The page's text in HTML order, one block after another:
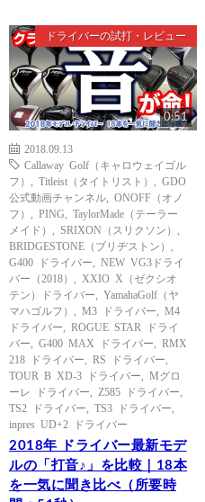
ドライバーの試打・レビュー
0:51
2018.09.13
Callaway Golf（キャロウェイゴル
フ）
Titleist（タイトリスト）
GDO
公式動画チャンネル
ONOFF（オノ
フ）
PING
TaylorMade（テーラー
メイド）
SRIXON（スリクソン）
BRIDGESTONE（ブリヂストン）
G400 ドライバー
NEW VG3ドライ
バー（2018）
XXIO X（ゼクシオ
テン）ドライバー
YamahaGolf（ヤ
マハゴルフ）
M3 ドライバー
M4
ドライバー
ROGUE STAR ドライ
バー
G400 MAX ドライバー
RMX
218 ドライバー
RS ドライバー
TOUR B XD-3 ドライバー
Mグロ
ーレ ドライバー
Z585 ドライバー
TS2 ドライバー
TS3 ドライバー
inpres UD+2 ドライバー
2018年 ドライバー最新モデ
ルの「打音♪」を比較｜18本
を一気に聞き比べ（所要時